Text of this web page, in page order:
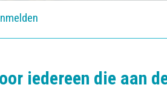
iedereen die aan